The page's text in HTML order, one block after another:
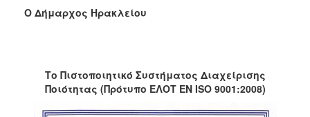
Ο Δήμαρχος Ηρακλείου
Το Πιστοποιητικό Συστήματος Διαχείρισης
Ποιότητας (Πρότυπο ΕΛΟΤ ΕΝ ISO 9001:2008)